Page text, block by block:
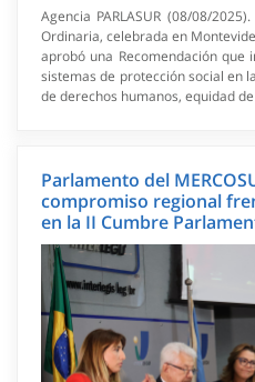
Agencia PARLASUR (08/08/
Ordinaria, celebrada en
aprobó una Recomendación
sistemas de protección social en
de derechos humanos, equidad
Parlamento del
compromiso regional
en la II Cumbre